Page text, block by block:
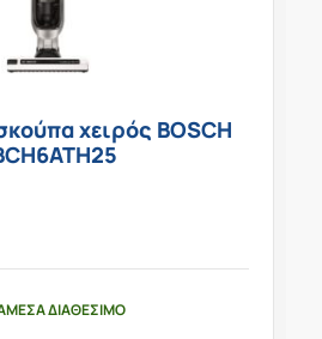
χειρός BOSCH
ΔΙΑΘΈΣΙΜΟ